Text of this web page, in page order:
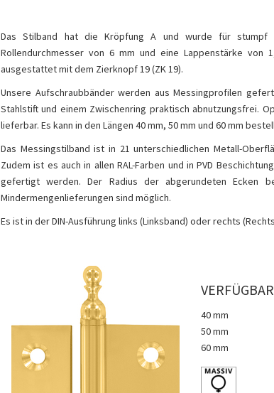
Das Stilband hat die Kröpfung A und wurde für stumpf
Rollendurchmesser von 6 mm und eine Lappenstärke
ausgestattet mit dem Zierknopf 19 (ZK 19).
Unsere Aufschraubbänder werden aus Messingprofilen
Stahlstift und einem Zwischenring praktisch abnutzungsfrei.
lieferbar. Es kann in den Längen 40 mm, 50 mm und 60 mm
Das Messingstilband ist in 21 unterschiedlichen Metall-
Zudem ist es auch in allen RAL-Farben und in PVD
gefertigt werden. Der Radius der abgerundeten Ecken
Mindermengenlieferungen sind möglich.
Es ist in der DIN-Ausführung links (Linksband) oder rechts
40 mm
50 mm
60 mm